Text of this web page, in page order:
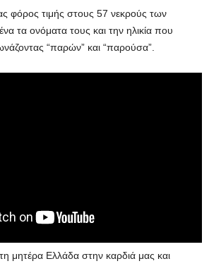
φόρος τιμής στους 57 νεκρούς των
τα ονόματα τους και την ηλικία που
“παρών” και “παρούσα”.
μητέρα Ελλάδα στην καρδιά μας και